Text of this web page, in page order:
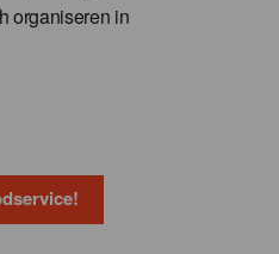
organiseren in